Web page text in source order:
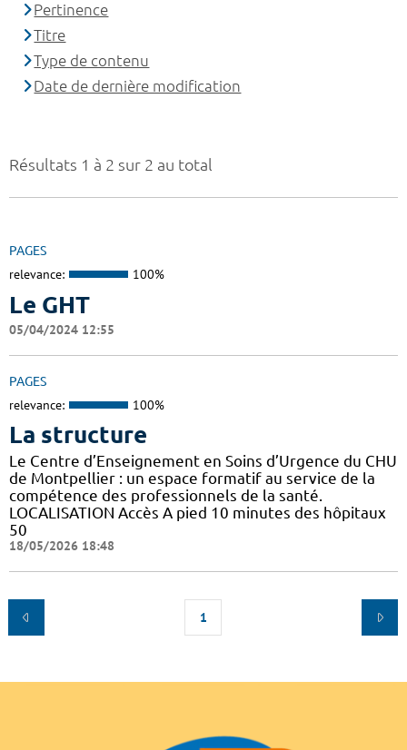
Résultats 1 à 2 sur 2 au total
PAGES
relevance: 100%
Le GHT
05/04/2024 12:55
PAGES
relevance: 100%
La structure
Le Centre d’Enseignement en Soins d’Urgence du CHU
de Montpellier : un espace formatif au service de la
compétence des professionnels de la santé.
LOCALISATION Accès A pied 10 minutes des hôpitaux
50
18/05/2026 18:48
1
Pertinence
Titre
Type de contenu
Date de dernière modification